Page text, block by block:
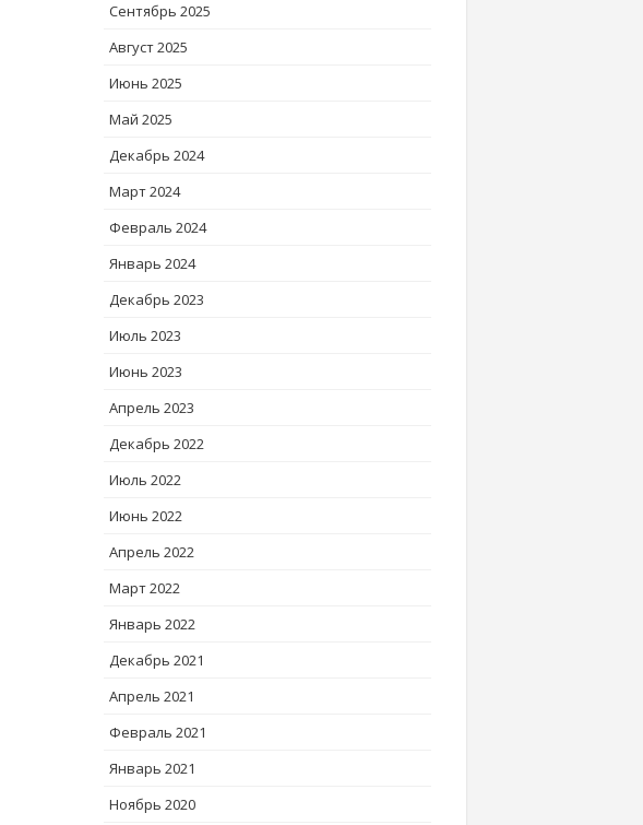
Сентябрь 2025
Август 2025
Июнь 2025
Май 2025
Декабрь 2024
Март 2024
Февраль 2024
Январь 2024
Декабрь 2023
Июль 2023
Июнь 2023
Апрель 2023
Декабрь 2022
Июль 2022
Июнь 2022
Апрель 2022
Март 2022
Январь 2022
Декабрь 2021
Апрель 2021
Февраль 2021
Январь 2021
Ноябрь 2020